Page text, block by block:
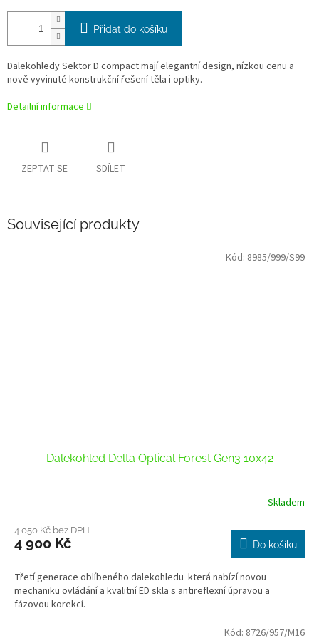
Přidat do košíku
Dalekohledy Sektor D compact mají elegantní design, nízkou cenu a
nově vyvinuté konstrukční řešení těla i optiky.
Detailní informace
ZEPTAT SE SDÍLET
Související produkty
Dalekohled Delta Optical Forest Gen3 10x42
Skladem
4 050 Kč bez DPH
4 900 Kč Do košíku
Třetí generace oblíbeného dalekohledu která nabízí novou
mechaniku ovládání a kvalitní ED skla s antireflexní úpravou a
fázovou korekcí.
Kód: 8985/999/S99
Kód: 8726/957/M16